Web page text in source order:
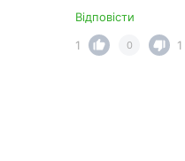
Відповісти
1
0 1